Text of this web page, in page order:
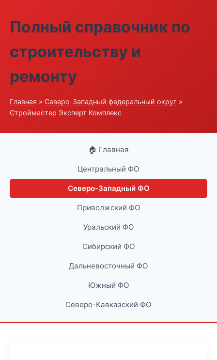
Полный справочник по
строительству и
ремонту
Главная » Северо-Западный федеральный округ »
Строймастер Эксперт Комплекс
🏠 Главная
Центральный ФО
Северо-Западный ФО
Приволжский ФО
Уральский ФО
Сибирский ФО
Дальневосточный ФО
Южный ФО
Северо-Кавказский ФО